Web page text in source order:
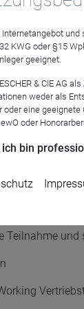
| 11:00 Uhr
geehrte
herzlich zu
um 15:00
Team des
Überblick
45 Minuten
Teilnahme
Internetangebot
KWG oder §15
geeignet.
& CIE AG
weder als
oder eine
oder
bin